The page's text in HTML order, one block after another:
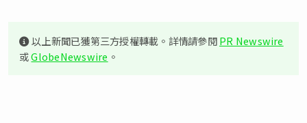
以上新聞已獲第三方授權轉載。詳情請參閱PR Newswire
或GlobeNewswire 。